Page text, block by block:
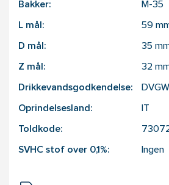
Bakker: M-35
L mål: 59
D mål: 35
Z mål: 32
Drikkevandsgodkendelse:
Oprindelsesland:
Toldkode:
SVHC stof over 0,1%: Ingen